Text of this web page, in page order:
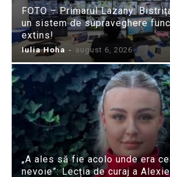
FOTO – Primarul Lazany:
un sistem de supraveghere
extins!
Iulia Hoha - august 6, 2026
„A ales să fie acolo unde era
nevoie”: Lecția de curaj a